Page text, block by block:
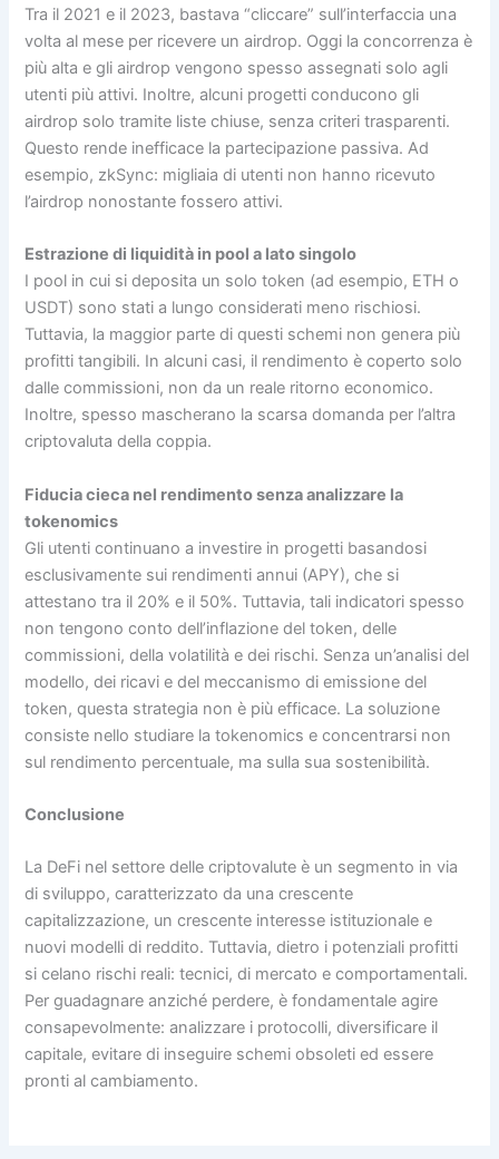
Tra il 2021 e il 2023, bastava “cliccare” sull’interfaccia una
volta al mese per ricevere un airdrop. Oggi la concorrenza è
più alta e gli airdrop vengono spesso assegnati solo agli
utenti più attivi. Inoltre, alcuni progetti conducono gli
airdrop solo tramite liste chiuse, senza criteri trasparenti.
Questo rende inefficace la partecipazione passiva. Ad
esempio, zkSync: migliaia di utenti non hanno ricevuto
l’airdrop nonostante fossero attivi.
Estrazione di liquidità in pool a lato singolo
I pool in cui si deposita un solo token (ad esempio, ETH o
USDT) sono stati a lungo considerati meno rischiosi.
Tuttavia, la maggior parte di questi schemi non genera più
profitti tangibili. In alcuni casi, il rendimento è coperto solo
dalle commissioni, non da un reale ritorno economico.
Inoltre, spesso mascherano la scarsa domanda per l’altra
criptovaluta della coppia.
Fiducia cieca nel rendimento senza analizzare la
tokenomics
Gli utenti continuano a investire in progetti basandosi
esclusivamente sui rendimenti annui (APY), che si
attestano tra il 20% e il 50%. Tuttavia, tali indicatori spesso
non tengono conto dell’inflazione del token, delle
commissioni, della volatilità e dei rischi. Senza un’analisi del
modello, dei ricavi e del meccanismo di emissione del
token, questa strategia non è più efficace. La soluzione
consiste nello studiare la tokenomics e concentrarsi non
sul rendimento percentuale, ma sulla sua sostenibilità.
Conclusione
La DeFi nel settore delle criptovalute è un segmento in via
di sviluppo, caratterizzato da una crescente
capitalizzazione, un crescente interesse istituzionale e
nuovi modelli di reddito. Tuttavia, dietro i potenziali profitti
si celano rischi reali: tecnici, di mercato e comportamentali.
Per guadagnare anziché perdere, è fondamentale agire
consapevolmente: analizzare i protocolli, diversificare il
capitale, evitare di inseguire schemi obsoleti ed essere
pronti al cambiamento.